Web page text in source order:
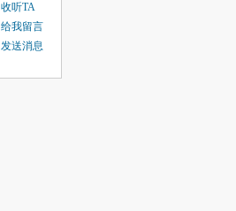
收听TA
给我留言
发送消息